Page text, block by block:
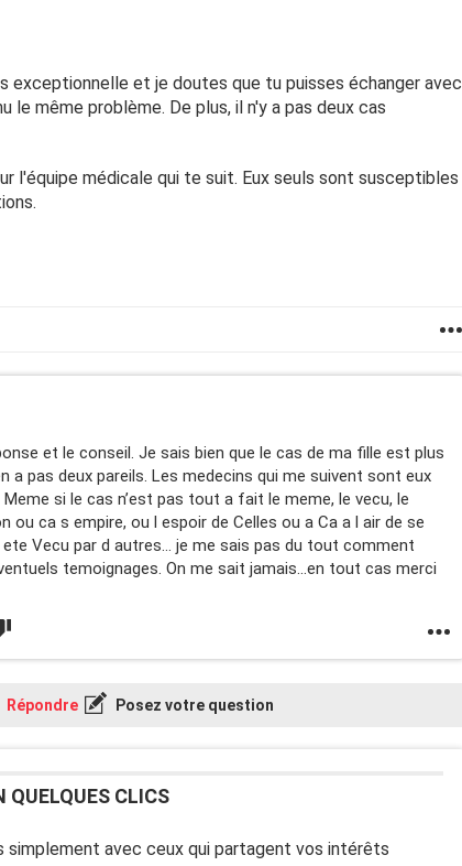
et je doutes que tu puisses échanger avec
le même problème. De plus, il n'y a pas deux cas
l'équipe médicale qui te suit. Eux seuls sont susceptibles
et le conseil. Je sais bien que le cas de ma fille est plus
a pas deux pareils. Les medecins qui me suivent sont eux
si le cas n’est pas tout a fait le meme, le vecu, le
ca s empire, ou l espoir de Celles ou a Ca a l air de se
Vecu par d autres… je me sais pas du tout comment
temoignages. On me sait jamais…en tout cas merci
Répondre Posez votre question
QUELQUES CLICS
simplement avec ceux qui partagent vos intérêts